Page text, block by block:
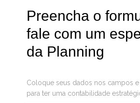
Preencha o
fale com um
da Planning
Coloque seus dados nos campos
para ter uma contabilidade